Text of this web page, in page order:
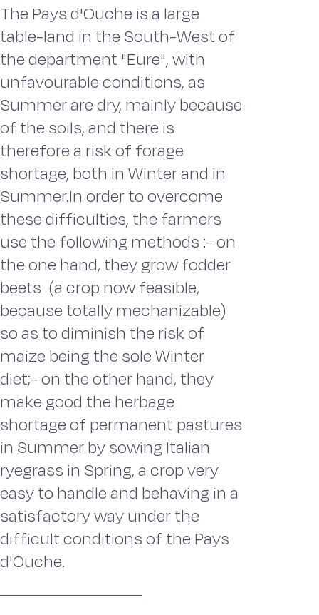
The Pays d'Ouche is a large
table-land in the South-West of
the department "Eure", with
unfavourable conditions, as
Summer are dry, mainly because
of the soils, and there is
therefore a risk of forage
shortage, both in Winter and in
Summer.In order to overcome
these difficulties, the farmers
use the following methods :- on
the one hand, they grow fodder
beets (a crop now feasible,
because totally mechanizable)
so as to diminish the risk of
maize being the sole Winter
diet;- on the other hand, they
make good the herbage
shortage of permanent pastures
in Summer by sowing Italian
ryegrass in Spring, a crop very
easy to handle and behaving in a
satisfactory way under the
difficult conditions of the Pays
d'Ouche.